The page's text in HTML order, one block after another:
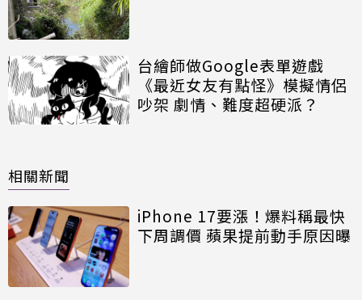
台繪師做Google表單遊戲
《最近女友有點怪》模擬情侶
吵架 劇情、難度超硬派？
相關新聞
iPhone 17要漲！爆料稱最快
下周調價 蘋果提前動手原因曝